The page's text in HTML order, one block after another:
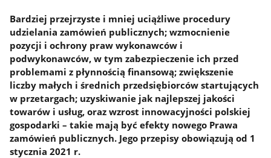
Bardziej przejrzyste i mniej uciążliwe procedury
udzielania zamówień publicznych; wzmocnienie
pozycji i ochrony praw wykonawców i
podwykonawców, w tym zabezpieczenie ich przed
problemami z płynnością finansową; zwiększenie
liczby małych i średnich przedsiębiorców startujących
w przetargach; uzyskiwanie jak najlepszej jakości
towarów i usług, oraz wzrost innowacyjności polskiej
gospodarki – takie mają być efekty nowego Prawa
zamówień publicznych. Jego przepisy obowiązują od 1
stycznia 2021 r.